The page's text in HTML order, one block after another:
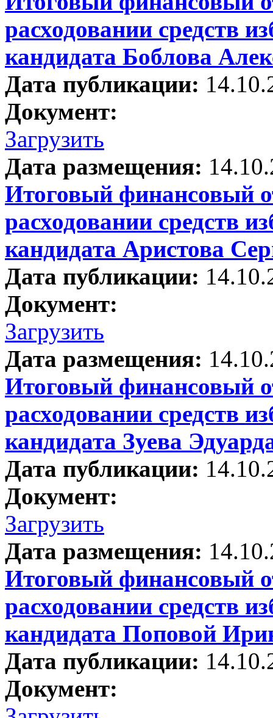
расходовании средств
кандидата Боблова
Дата публикации:
Документ:
Загрузить
Дата размещения:
Итоговый финансовый
расходовании средств
кандидата Аристова
Дата публикации:
Документ:
Загрузить
Дата размещения:
Итоговый финансовый
расходовании средств
кандидата Зуева
Дата публикации:
Документ:
Загрузить
Дата размещения:
Итоговый финансовый
расходовании средств
кандидата Поповой
Дата публикации:
Документ: